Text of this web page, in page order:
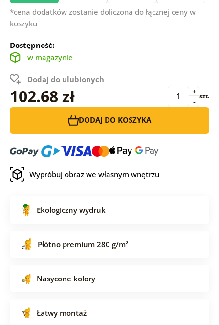
*cena dodatków zostanie doliczona do łącznej ceny w
koszyku
Dostępność:
w magazynie
Dodaj do ulubionych
102.68 zł -
+ szt.
DODAJ DO KOSZYKA
Wypróbuj obraz we własnym wnętrzu
Ekologiczny wydruk
Płótno premium 280 g/m²
Nasycone kolory
Łatwy montaż